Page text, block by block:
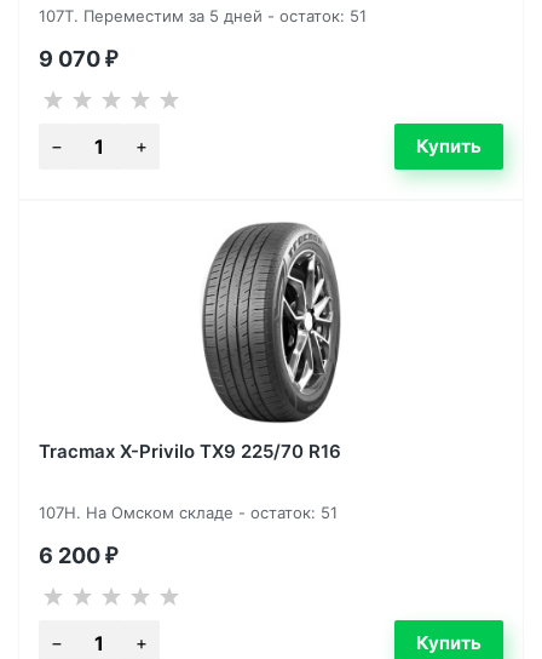
107T. Переместим за 5 дней - остаток: 51
9 070 ₽
Tracmax X-Privilo TX9 225/70 R16
107H. На Омском складе - остаток: 51
6 200 ₽